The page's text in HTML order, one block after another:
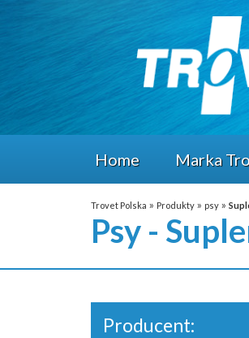
Home Marka
Trovet Polska » Produkty » psy »
Psy -
Producent: